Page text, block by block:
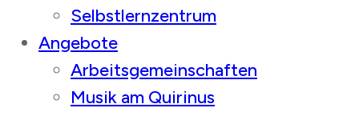
Selbstlernzentrum
Angebote
Arbeitsgemeinschaften
Musik am Quirinus